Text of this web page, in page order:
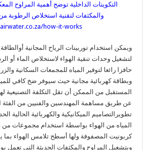
التكوينات الداخلية توضح أهمية المراوح
والمكثفات لتقنية استخلاص الرطوبة
how-it-works
ويمكن استخدام توربينات الرياح المجانية
لتشغيل وحدات تنقية الهواء لاستخلاص الماء أو
حافزا رائعا لتوفير المياه للمجمعات السكانية
وبطاقة كهربائية مجانية حيث سيوفر ضخ كافي
المستقبل من الممكن أن تقل التكلفة التصنيعية
عن طريق مساهمة المهندسين والفنيين من الفئة
تطويرالتصاميم الميكانيكية والكهربائية الحالية
المياه من الهواء بواسطة استخدام مجموعات